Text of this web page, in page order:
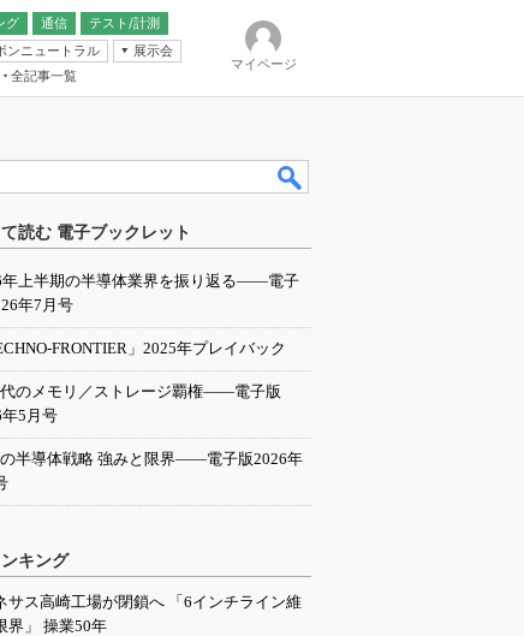
グ
通信
テスト/計測
ンニュートラル
展示会
ーティング
全記事一覧
マイページ
読む 電子ブックレット
年上半期の半導体業界を振り返る――電子
年7月号
FRONTIER」2025年プレイバック
のメモリ／ストレージ覇権――電子版
5月号
半導体戦略 強みと限界――電子版2026年
キング
サス高崎工場が閉鎖へ 「6インチライン維
界」 操業50年